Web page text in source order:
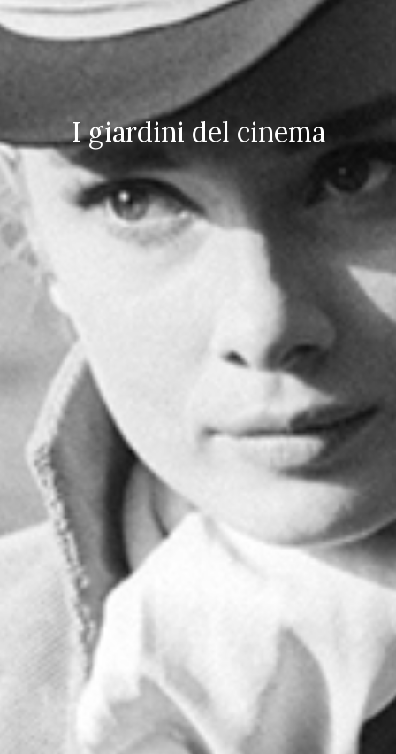
I giardini del cinema